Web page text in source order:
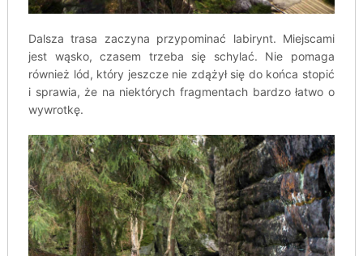
Dalsza trasa zaczyna przypominać labirynt. Miejscami
jest wąsko, czasem trzeba się schylać. Nie pomaga
również lód, który jeszcze nie zdążył się do końca stopić
i sprawia, że na niektórych fragmentach bardzo łatwo o
wywrotkę.